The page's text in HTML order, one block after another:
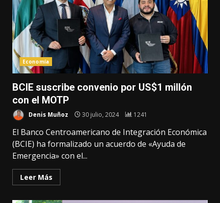
Economía
BCIE suscribe convenio por US$1 millón
con el MOTP
Denis Muñoz 30 julio, 2024 1241
El Banco Centroamericano de Integración Económica
(BCIE) ha formalizado un acuerdo de «Ayuda de
Emergencia» con el...
Leer Más